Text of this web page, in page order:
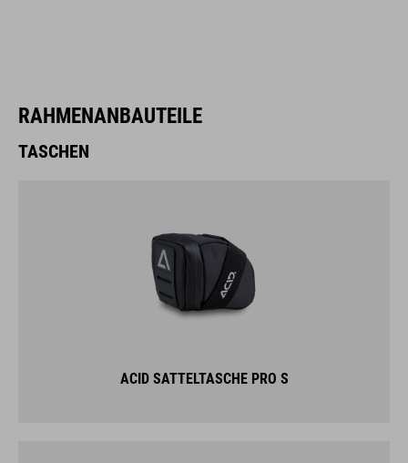
RAHMENANBAUTEILE
TASCHEN
ACID SATTELTASCHE PRO S